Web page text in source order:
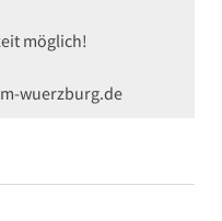
möglich!
wuerzburg.de